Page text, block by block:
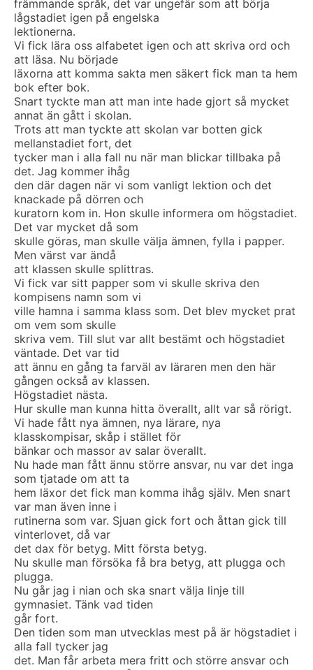
främmande språk, det var ungefär som att börja
lågstadiet igen på engelska
lektionerna.
Vi fick lära oss alfabetet igen och att skriva ord och
att läsa. Nu började
läxorna att komma sakta men säkert fick man ta hem
bok efter bok.
Snart tyckte man att man inte hade gjort så mycket
annat än gått i skolan.
Trots att man tyckte att skolan var botten gick
mellanstadiet fort, det
tycker man i alla fall nu när man blickar tillbaka på
det. Jag kommer ihåg
den där dagen när vi som vanligt lektion och det
knackade på dörren och
kuratorn kom in. Hon skulle informera om högstadiet.
Det var mycket då som
skulle göras, man skulle välja ämnen, fylla i papper.
Men värst var ändå
att klassen skulle splittras.
Vi fick var sitt papper som vi skulle skriva den
kompisens namn som vi
ville hamna i samma klass som. Det blev mycket prat
om vem som skulle
skriva vem. Till slut var allt bestämt och högstadiet
väntade. Det var tid
att ännu en gång ta farväl av läraren men den här
gången också av klassen.
Högstadiet nästa.
Hur skulle man kunna hitta överallt, allt var så rörigt.
Vi hade fått nya ämnen, nya lärare, nya
klasskompisar, skåp i stället för
bänkar och massor av salar överallt.
Nu hade man fått ännu större ansvar, nu var det inga
som tjatade om att ta
hem läxor det fick man komma ihåg själv. Men snart
var man även inne i
rutinerna som var. Sjuan gick fort och åttan gick till
vinterlovet, då var
det dax för betyg. Mitt första betyg.
Nu skulle man försöka få bra betyg, att plugga och
plugga.
Nu går jag i nian och ska snart välja linje till
gymnasiet. Tänk vad tiden
går fort.
Den tiden som man utvecklas mest på är högstadiet i
alla fall tycker jag
det. Man får arbeta mera fritt och större ansvar och